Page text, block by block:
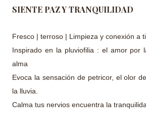
SIENTE PAZ Y TRANQUILIDAD
Fresco | terroso | Limpieza y conexión a
Inspirado en la pluviofilia : el amor por
alma
Evoca la sensación de petricor, el olor
la lluvia.
Calma tus nervios encuentra la